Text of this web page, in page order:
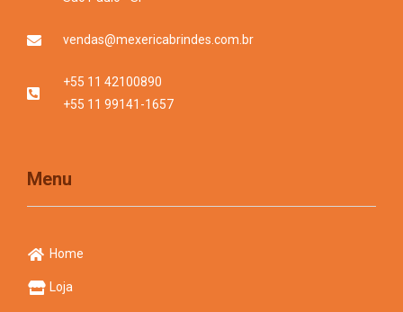
vendas@mexericabrindes.com.br
+55 11 42100890
+55 11 99141-1657
Menu
Home
Loja